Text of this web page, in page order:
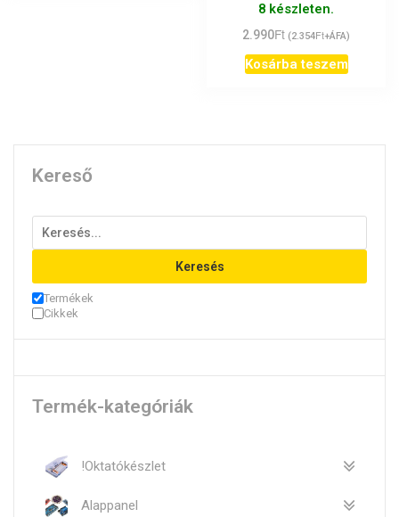
8 készleten.
2.990Ft (2.354Ft+ÁFA)
Kosárba teszem
Kereső
Keresés
Termékek
Cikkek
Termék-kategóriák
!Oktatókészlet
Alappanel